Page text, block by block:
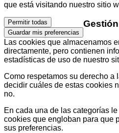
que está visitando nuestro sitio
Permitir todas
Guardar mis preferencias
Las cookies que almacenamos
directamente, pero contienen
estadísticas de uso de nuestro
Como respetamos su derecho a
decidir cuáles de estas cookies
no.
En cada una de las categorías
cookies que engloban para que
sus preferencias.